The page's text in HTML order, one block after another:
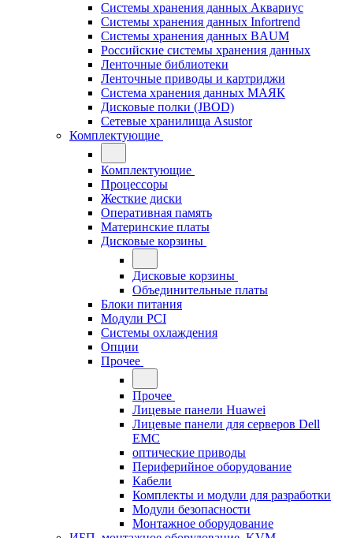
Системы хранения данных Аквариус
Системы хранения данных Infortrend
Системы хранения данных BAUM
Российские системы хранения данных
Ленточные библиотеки
Ленточные приводы и картриджи
Система хранения данных МАЯК
Дисковые полки (JBOD)
Сетевые хранилища Asustor
Комплектующие
Комплектующие
Процессоры
Жесткие диски
Оперативная память
Материнские платы
Дисковые корзины
Дисковые корзины
Объединительные платы
Блоки питания
Модули PCI
Системы охлаждения
Опции
Прочее
Прочее
Лицевые панели Huawei
Лицевые панели для серверов Dell
EMC
оптические приводы
Периферийное оборудование
Кабели
Комплекты и модули для разработки
Модули безопасности
Монтажное оборудование